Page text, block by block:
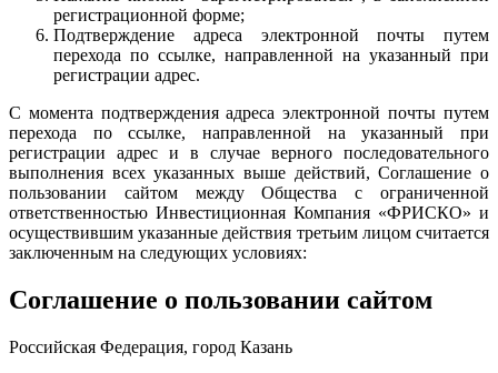
регистрационной форме;
Подтверждение адреса электронной почты путем
перехода по ссылке, направленной на указанный при
регистрации адрес.
С момента подтверждения адреса электронной почты путем
перехода по ссылке, направленной на указанный при
регистрации адрес и в случае верного последовательного
выполнения всех указанных выше действий, Соглашение о
пользовании сайтом между Общества с ограниченной
ответственностью Инвестиционная Компания «ФРИСКО» и
осуществившим указанные действия третьим лицом считается
заключенным на следующих условиях:
Соглашение о пользовании сайтом
Российская Федерация, город Казань